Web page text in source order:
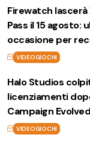
Firewatch lascerà
Pass il 15 agosto:
occasione per
VIDEOGIOCHI
Halo Studios
licenziamenti
Campaign Evolved
VIDEOGIOCHI